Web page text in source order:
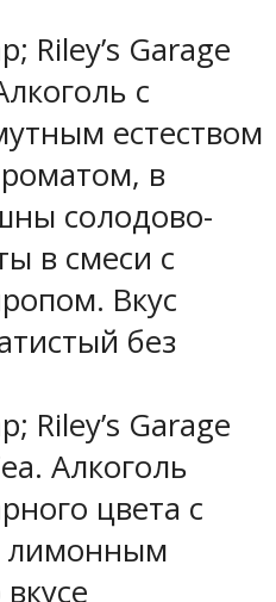
Riley’s Garage
с
естеством
в
солодово-
в смеси с
Вкус
без
Riley’s Garage
Алкоголь
цвета с